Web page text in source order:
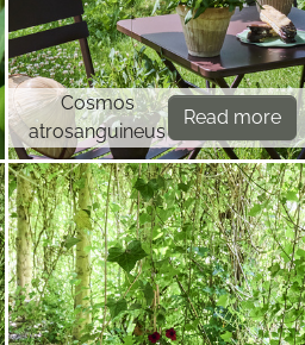
Cosmos
atrosanguineus
Read more